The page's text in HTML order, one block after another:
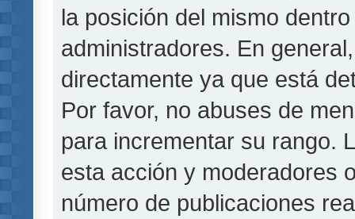
la posición del mismo
administradores. En
directamente ya que está
Por favor, no abuses de
para incrementar su rango.
esta acción y moderadores
número de publicaciones